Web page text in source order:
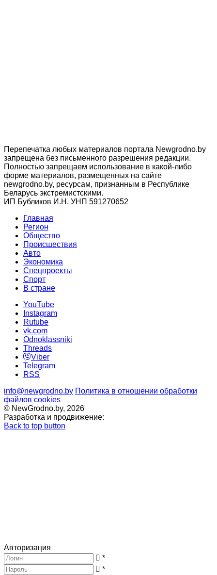
Перепечатка любых материалов портала Newgrodno.by
запрещена без письменного разрешения редакции.
Полностью запрещаем использование в какой-либо
форме материалов, размещенных на сайте
newgrodno.by, ресурсам, признанным в Республике
Беларусь экстремистскими.
ИП Бубликов И.Н. УНП 591270652
Главная
Регион
Общество
Происшествия
Авто
Экономика
Спецпроекты
Cпорт
В стране
YouTube
Instagram
Rutube
vk.com
Odnoklassniki
Threads
Viber
Telegram
RSS
info@newgrodno.by Политика в отношении обработки
файлов cookies
© NewGrodno.by, 2026
Разработка и продвижение:
Back to top button
Авторизация
*
*